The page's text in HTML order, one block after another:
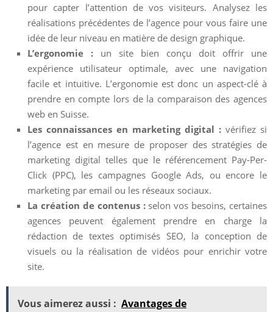
pour capter l’attention de vos visiteurs. Analysez les
réalisations précédentes de l’agence pour vous faire une
idée de leur niveau en matière de design graphique.
L’ergonomie : un site bien conçu doit offrir une
expérience utilisateur optimale, avec une navigation
facile et intuitive. L’ergonomie est donc un aspect-clé à
prendre en compte lors de la comparaison des agences
web en Suisse.
Les connaissances en marketing digital : vérifiez si
l’agence est en mesure de proposer des stratégies de
marketing digital telles que le référencement Pay-Per-
Click (PPC), les campagnes Google Ads, ou encore le
marketing par email ou les réseaux sociaux.
La création de contenus :selon vos besoins, certaines
agences peuvent également prendre en charge la
rédaction de textes optimisés SEO, la conception de
visuels ou la réalisation de vidéos pour enrichir votre
site.
Vous aimerez aussi : Avantages de